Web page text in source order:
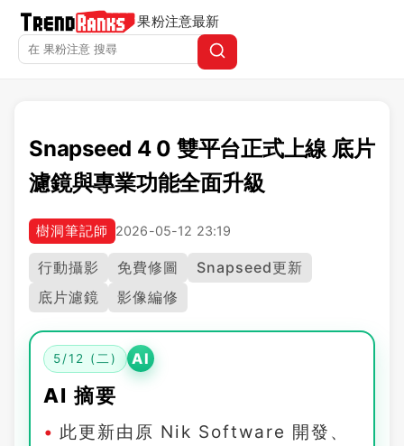
果粉注意最新
Snapseed 4 0 雙平台正式上線 底片
濾鏡與專業功能全面升級
樹洞筆記師 2026-05-12 23:19
行動攝影 免費修圖
Snapseed更新
底片濾鏡
影像編修
5/12 (二) AI
AI 摘要
此更新由原 Nik Software 開發、